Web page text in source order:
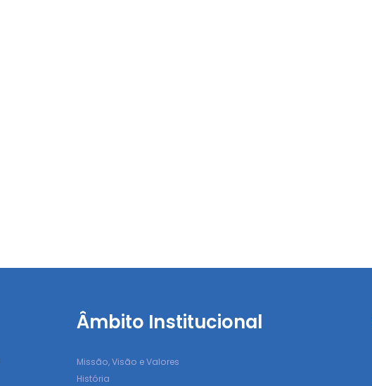
Âmbito Institucional
Missão, Visão e Valores
História